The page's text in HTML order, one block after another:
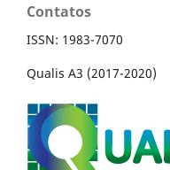
Contatos
ISSN: 1983-7070
Qualis A3 (2017-2020)